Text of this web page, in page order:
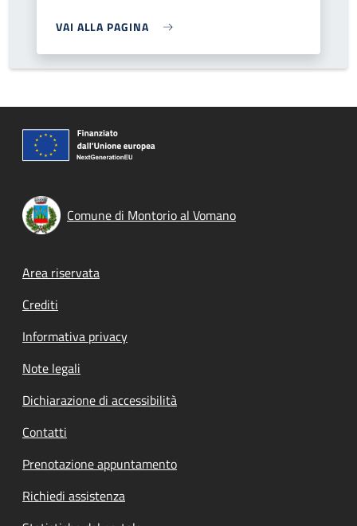
VAI ALLA PAGINA
Comune di Montorio al Vomano
Footer menu
Area riservata
Crediti
Informativa privacy
Note legali
Dichiarazione di accessibilità
Contatti
Prenotazione appuntamento
Richiedi assistenza